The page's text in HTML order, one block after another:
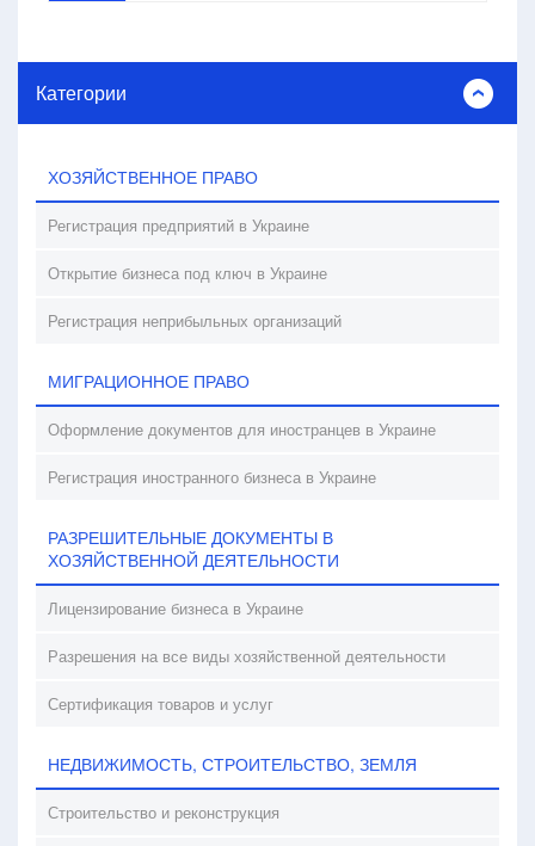
Категории
ХОЗЯЙСТВЕННОЕ ПРАВО
Регистрация предприятий в Украине
Открытие бизнеса под ключ в Украине
Регистрация неприбыльных организаций
МИГРАЦИОННОЕ ПРАВО
Оформление документов для иностранцев в Украине
Регистрация иностранного бизнеса в Украине
РАЗРЕШИТЕЛЬНЫЕ ДОКУМЕНТЫ В
ХОЗЯЙСТВЕННОЙ ДЕЯТЕЛЬНОСТИ
Лицензирование бизнеса в Украине
Разрешения на все виды хозяйственной деятельности
Сертификация товаров и услуг
НЕДВИЖИМОСТЬ, СТРОИТЕЛЬСТВО, ЗЕМЛЯ
Строительство и реконструкция